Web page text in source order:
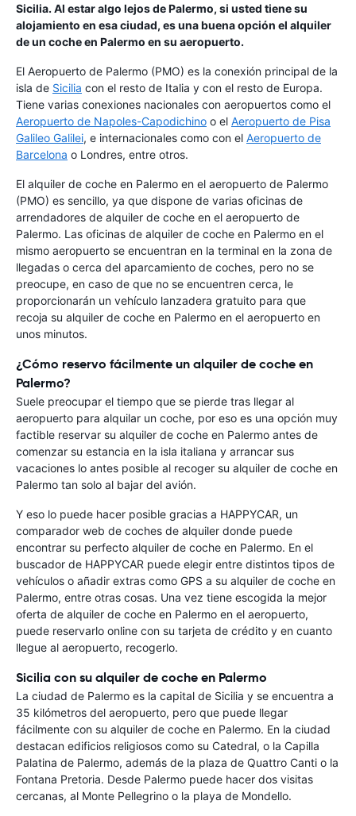
Sicilia. Al estar algo lejos de Palermo, si usted tiene su
alojamiento en esa ciudad, es una buena opción el alquiler
de un coche en Palermo en su aeropuerto.
El Aeropuerto de Palermo (PMO) es la conexión principal de la
isla de Sicilia con el resto de Italia y con el resto de Europa.
Tiene varias conexiones nacionales con aeropuertos como el
Aeropuerto de Napoles-Capodichino o el Aeropuerto de Pisa
Galileo Galilei, e internacionales como con el Aeropuerto de
Barcelona o Londres, entre otros.
El alquiler de coche en Palermo en el aeropuerto de Palermo
(PMO) es sencillo, ya que dispone de varias oficinas de
arrendadores de alquiler de coche en el aeropuerto de
Palermo. Las oficinas de alquiler de coche en Palermo en el
mismo aeropuerto se encuentran en la terminal en la zona de
llegadas o cerca del aparcamiento de coches, pero no se
preocupe, en caso de que no se encuentren cerca, le
proporcionarán un vehículo lanzadera gratuito para que
recoja su alquiler de coche en Palermo en el aeropuerto en
unos minutos.
¿Cómo reservo fácilmente un alquiler de coche en
Palermo?
Suele preocupar el tiempo que se pierde tras llegar al
aeropuerto para alquilar un coche, por eso es una opción muy
factible reservar su alquiler de coche en Palermo antes de
comenzar su estancia en la isla italiana y arrancar sus
vacaciones lo antes posible al recoger su alquiler de coche en
Palermo tan solo al bajar del avión.
Y eso lo puede hacer posible gracias a HAPPYCAR, un
comparador web de coches de alquiler donde puede
encontrar su perfecto alquiler de coche en Palermo. En el
buscador de HAPPYCAR puede elegir entre distintos tipos de
vehículos o añadir extras como GPS a su alquiler de coche en
Palermo, entre otras cosas. Una vez tiene escogida la mejor
oferta de alquiler de coche en Palermo en el aeropuerto,
puede reservarlo online con su tarjeta de crédito y en cuanto
llegue al aeropuerto, recogerlo.
Sicilia con su alquiler de coche en Palermo
La ciudad de Palermo es la capital de Sicilia y se encuentra a
35 kilómetros del aeropuerto, pero que puede llegar
fácilmente con su alquiler de coche en Palermo. En la ciudad
destacan edificios religiosos como su Catedral, o la Capilla
Palatina de Palermo, además de la plaza de Quattro Canti o la
Fontana Pretoria. Desde Palermo puede hacer dos visitas
cercanas, al Monte Pellegrino o la playa de Mondello.